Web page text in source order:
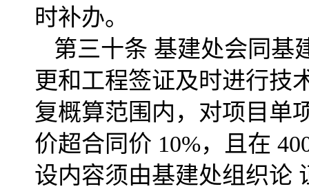
时补办。
第三十条 基建处会同基
更和工程签证及时进行技
复概算范围内，对项目单
价超合同价 10%，且在
设内容须由基建处组织论